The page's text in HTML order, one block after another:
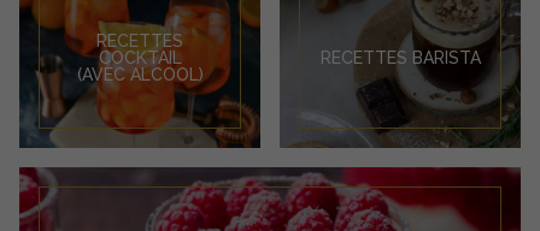
RECETTES
COCKTAIL
(AVEC ALCOOL)
RECETTES BARISTA